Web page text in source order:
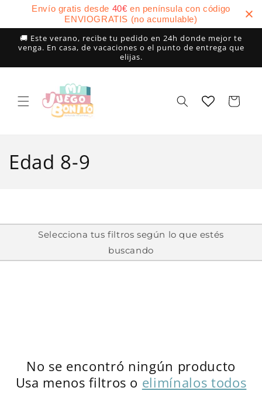
Envío gratis desde 40€ en península con código
ENVIOGRATIS (no acumulable)
directamente
🚚 Este verano, recibe tu pedido en 24h donde mejor te
venga. En casa, de vacaciones o el punto de entrega que
elijas.
Carrito
C
c
Edad 8-9
Selecciona tus filtros según lo que estés
buscando
No se encontró ningún producto
Usa menos filtros o elimínalos todos